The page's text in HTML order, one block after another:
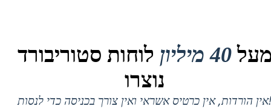
40 מיליון
לוחות סטוריבורד
נוצרו
אין הורדות, אין כרטיס אשראי ואין צורך בכניסה כדי לנסות!